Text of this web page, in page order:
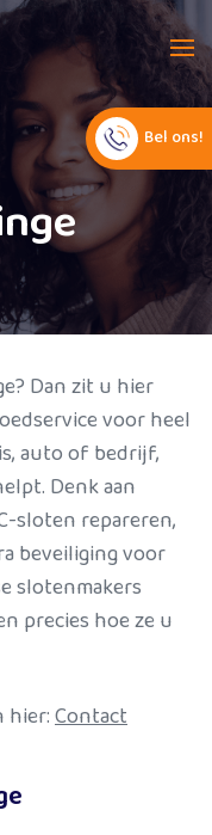
Dan zit u hier
voor heel
auto of bedrijf,
Denk aan
sloten repareren,
beveiliging voor
slotenmakers
precies hoe ze u
hier:Contact
Bel ons!